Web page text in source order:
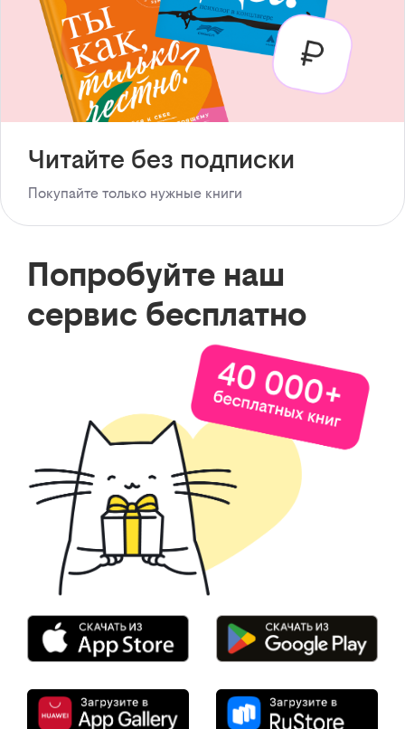
Читайте без подписки
Покупайте только нужные книги
Попробуйте наш
сервис бесплатно